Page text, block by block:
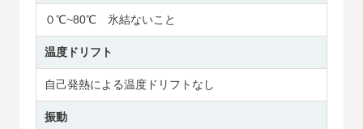
０℃~80℃ 氷結ないこと
温度ドリフト
自己発熱による温度ドリフトなし
振動